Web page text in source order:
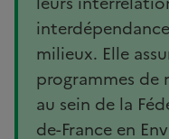
milieux. Elle
programmes de
au sein de la
de-France en